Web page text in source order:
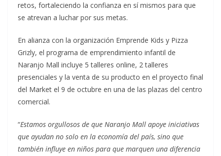
retos, fortaleciendo la confianza en sí mismos para que
se atrevan a luchar por sus metas.
En alianza con la organización Emprende Kids y Pizza
Grizly, el programa de emprendimiento infantil de
Naranjo Mall incluye 5 talleres online, 2 talleres
presenciales y la venta de su producto en el proyecto final
del Market el 9 de octubre en una de las plazas del centro
comercial.
“Estamos orgullosos de que Naranjo Mall apoye iniciativas
que ayudan no solo en la economía del país, sino que
también influye en niños para que marquen una diferencia